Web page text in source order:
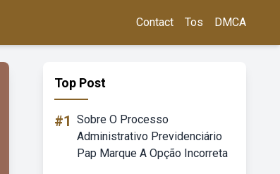
Contact Tos DMCA
Top Post
#1 Sobre O Processo
Administrativo Previdenciário
Pap Marque A Opção Incorreta